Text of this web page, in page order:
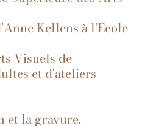
Kellens à l'Ecole
Visuels de
et d'ateliers
et la gravure.